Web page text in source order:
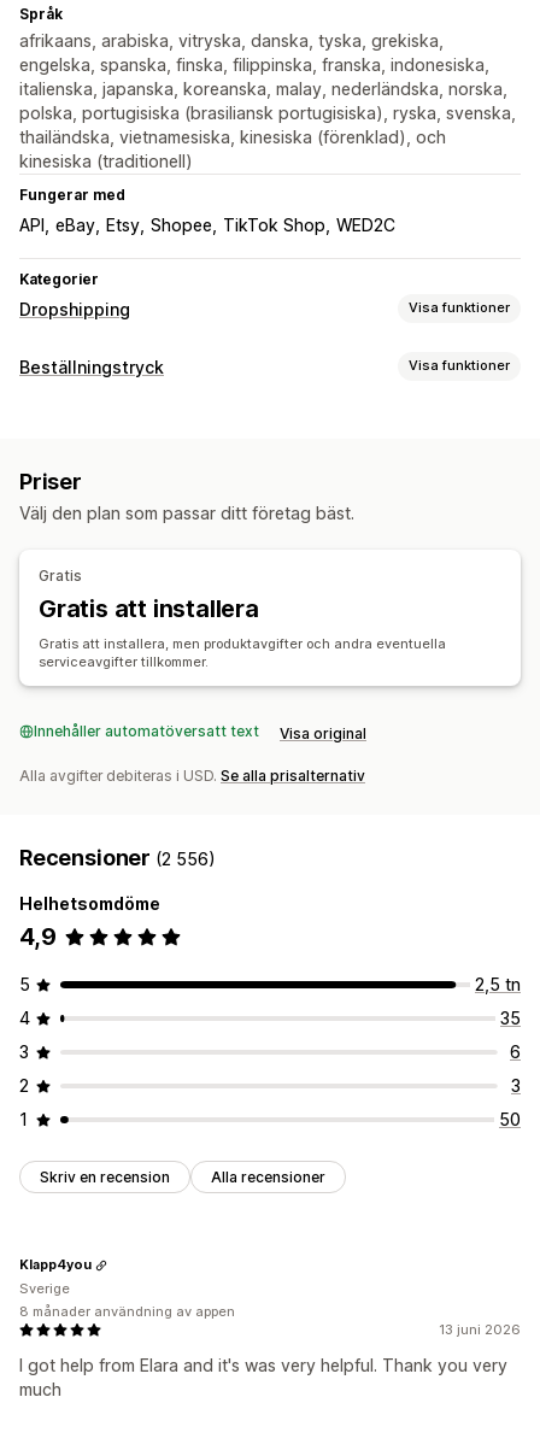
Språk
afrikaans, arabiska, vitryska, danska, tyska, grekiska,
engelska, spanska, finska, filippinska, franska, indonesiska,
italienska, japanska, koreanska, malay, nederländska, norska,
polska, portugisiska (brasiliansk portugisiska), ryska, svenska,
thailändska, vietnamesiska, kinesiska (förenklad), och
kinesiska (traditionell)
Fungerar med
API eBay Etsy Shopee TikTok Shop WED2C
Kategorier
Dropshipping Visa funktioner
Vilka produkter du kan köpa in
Husdjursprodukter
Företags- och kontorsprodukter
Inköpsställen
Kina
Storbritannien Tyskland
Beställningstryck Visa funktioner
Generator för modellering
Personlig anpassning Anpassade mallar
Julklappar Husdjursprodukter
Leveransalternativ
Uppdateringar i realtid Orderspårning
Priser
Välj den plan som passar ditt företag bäst.
Gratis
Gratis att installera
Gratis att installera, men produktavgifter och andra eventuella
serviceavgifter tillkommer.
Innehåller automatöversatt text Visa original
Alla avgifter debiteras i USD. Se alla prisalternativ
Recensioner (2 556)
Helhetsomdöme
4,9
5
2,5 tn
4
35
3
6
2
3
1
50
Skriv en recension Alla recensioner
13 juni 2026
I got help from Elara and it's was very helpful. Thank you very
much
Klapp4you
Sverige
8 månader användning av appen